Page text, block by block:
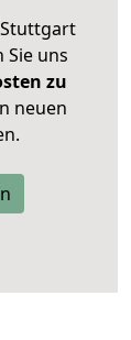
Sie uns
zu
neuen